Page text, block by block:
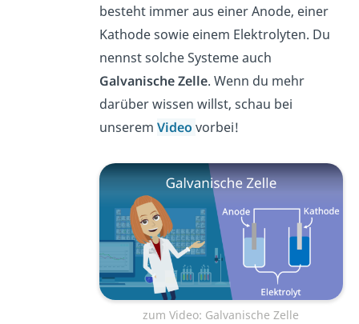
besteht immer aus einer Anode, einer
Kathode sowie einem Elektrolyten. Du
nennst solche Systeme auch
GalvanischeZelle. Wenn du mehr
darüber wissen willst, schau bei
unserem Video vorbei!
zum Video: Galvanische Zelle